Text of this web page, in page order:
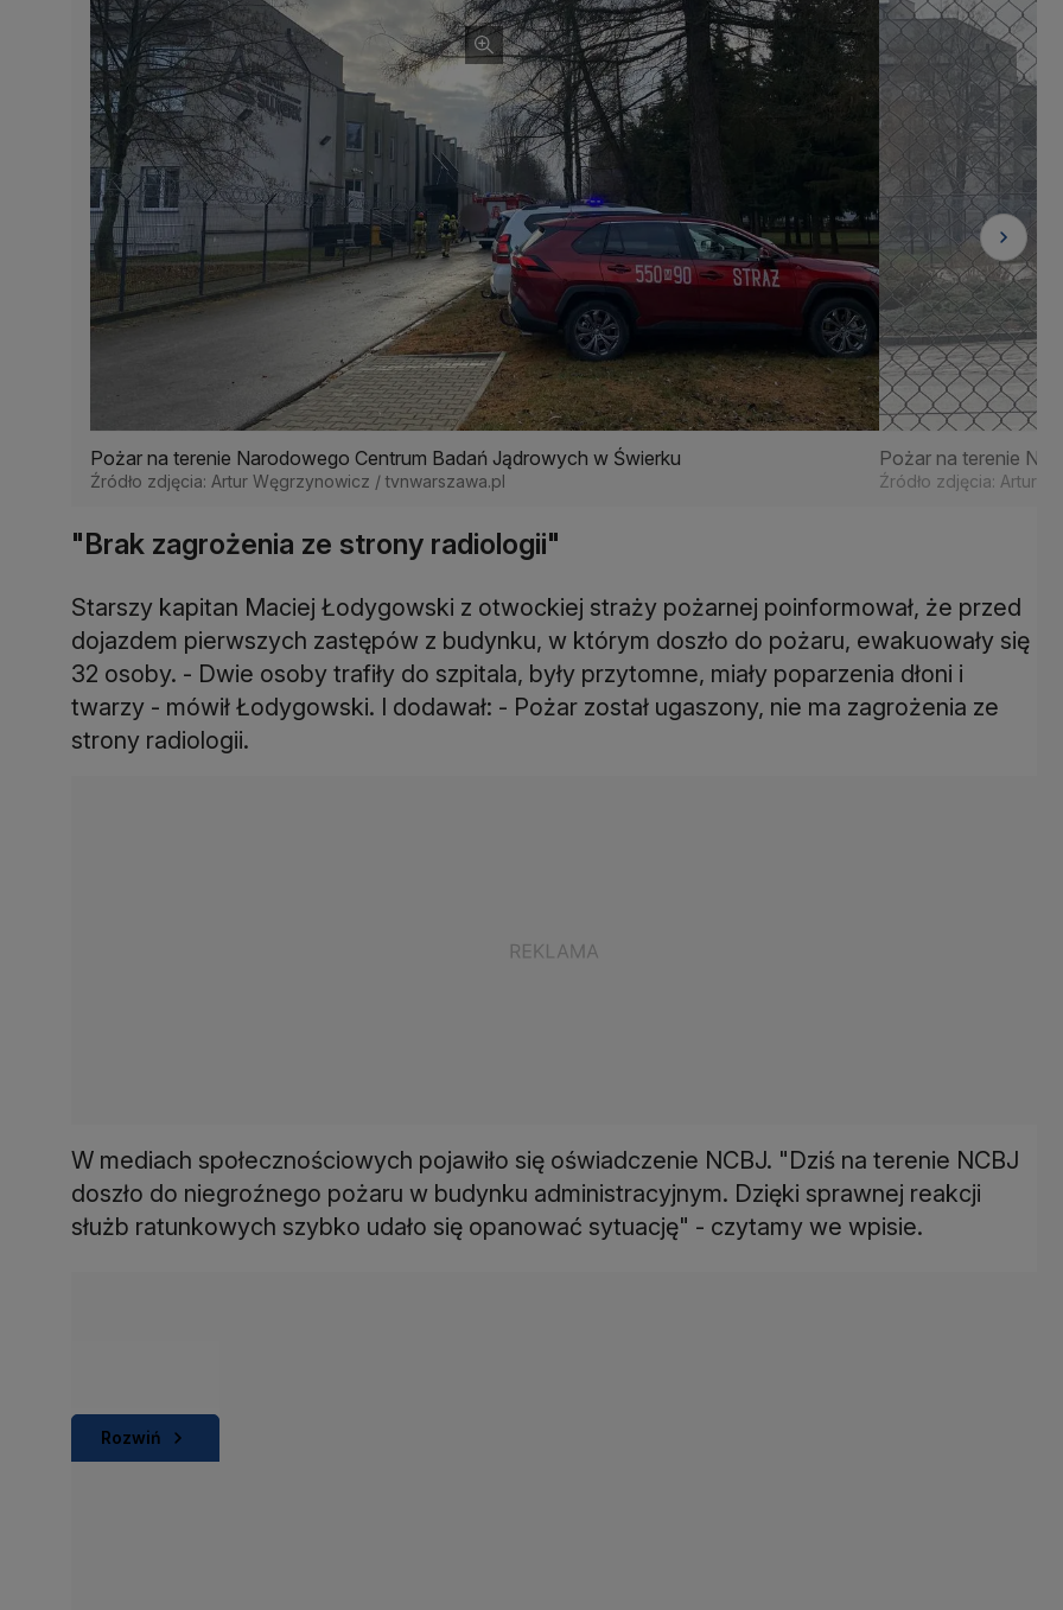
Pożar na terenie Narodowego Centrum Badań Jądrowych w Świerku
Źródło zdjęcia: Artur Węgrzynowicz / tvnwarszawa.pl
Pożar na terenie
Źródło zdjęcia: Artur
"Brak zagrożenia ze strony radiologii"
Starszy kapitan Maciej Łodygowski z otwockiej straży pożarnej poinformował, że przed
dojazdem pierwszych zastępów z budynku, w którym doszło do pożaru, ewakuowały się
32 osoby. - Dwie osoby trafiły do szpitala, były przytomne, miały poparzenia dłoni i
twarzy - mówił Łodygowski. I dodawał: - Pożar został ugaszony, nie ma zagrożenia ze
strony radiologii.
W mediach społecznościowych pojawiło się oświadczenie NCBJ. "Dziś na terenie NCBJ
doszło do niegroźnego pożaru w budynku administracyjnym. Dzięki sprawnej reakcji
służb ratunkowych szybko udało się opanować sytuację" - czytamy we wpisie.
Rozwiń